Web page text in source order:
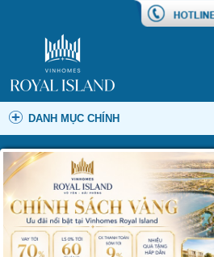
DANH MỤC CHÍNH